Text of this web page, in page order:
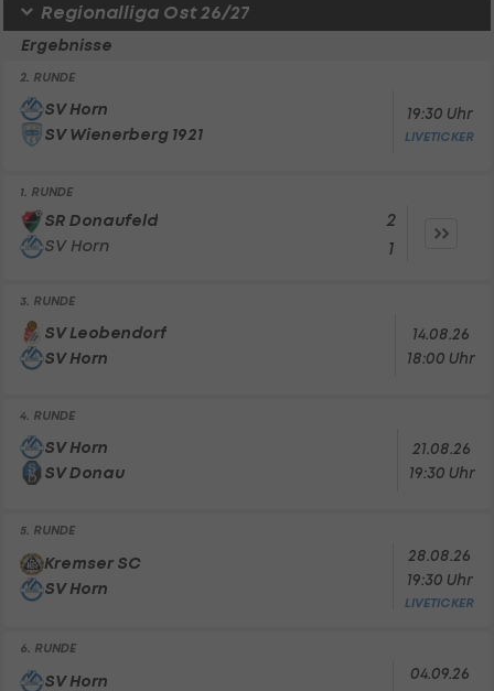
Regionalliga Ost 26/27
Ergebnisse
2. RUNDE
SV Horn
SV Wienerberg 1921
19:30 Uhr
LIVETICKER
1. RUNDE
SR Donaufeld
SV Horn
2
1
3. RUNDE
SV Leobendorf
SV Horn
14.08.26
18:00 Uhr
4. RUNDE
SV Horn
SV Donau
21.08.26
19:30 Uhr
5. RUNDE
Kremser SC
SV Horn
28.08.26
19:30 Uhr
LIVETICKER
6. RUNDE
SV Horn
04.09.26